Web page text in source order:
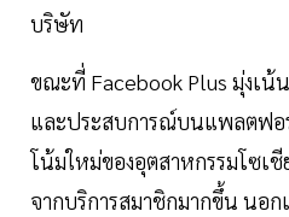
บริษัท
ขณะที่ Facebook Plus มุ่งเน้
และประสบการณ์บนแพลตฟ
โน้มใหม่ของอุตสาหกรรมโซเชี
จากบริการสมาชิกมากขึ้น นอ